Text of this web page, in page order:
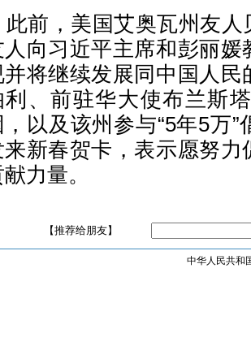
此前，美国艾奥瓦州友
人向习近平主席和彭丽
并将继续发展同中国人
利、前驻华大使布兰斯
，以及该州参与“5年5万
来新春贺卡，表示愿努
力量。
【推荐给朋友】
中华人民共和